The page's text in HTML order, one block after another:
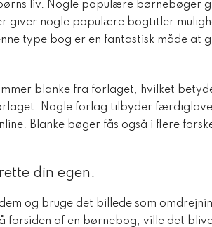
liv. Nogle populære børnebøger
giver nogle populære bogtitler
type bog er en fantastisk måde at
blanke fra forlaget, hvilket
Nogle forlag tilbyder
Blanke bøger fås også i flere
din egen.
og bruge det billede som
forsiden af ​​en børnebog, ville det